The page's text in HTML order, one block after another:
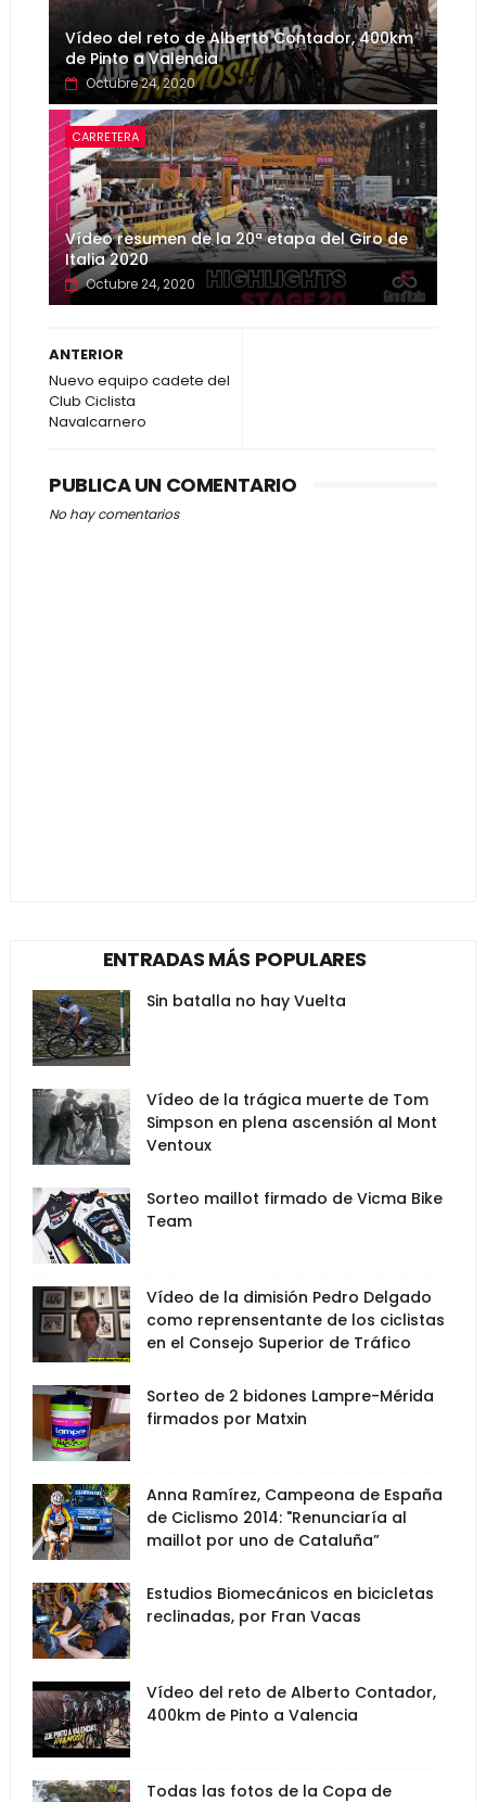
Vídeo del reto de Alberto Contador, 400km
de Pinto a Valencia
Octubre 24, 2020
CARRETERA
Vídeo resumen de la 20ª etapa del Giro de
Italia 2020
Octubre 24, 2020
ANTERIOR
Nuevo equipo cadete del
Club Ciclista
Navalcarnero
PUBLICA UN COMENTARIO
No hay comentarios
ENTRADAS MÁS POPULARES
Sin batalla no hay Vuelta
Vídeo de la trágica muerte de Tom
Simpson en plena ascensión al Mont
Ventoux
Sorteo maillot firmado de Vicma Bike
Team
Vídeo de la dimisión Pedro Delgado
como reprensentante de los ciclistas
en el Consejo Superior de Tráfico
Sorteo de 2 bidones Lampre-Mérida
firmados por Matxin
Anna Ramírez, Campeona de España
de Ciclismo 2014: "Renunciaría al
maillot por uno de Cataluña”
Estudios Biomecánicos en bicicletas
reclinadas, por Fran Vacas
Vídeo del reto de Alberto Contador,
400km de Pinto a Valencia
Todas las fotos de la Copa de